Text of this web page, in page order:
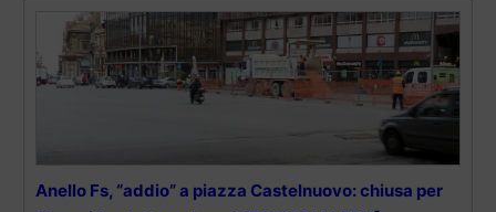
Anello Fs, “addio” a piazza Castelnuovo: chiusa per